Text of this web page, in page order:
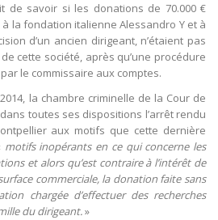
de savoir si les donations de 70.000 €
à la fondation italienne Alessandro Y et à
d’un ancien dirigeant, n’étaient pas
cette société, après qu’une procédure
le commissaire aux comptes.
la chambre criminelle de la Cour de
toutes ses dispositions l’arrêt rendu
aux motifs que cette dernière
motifs inopérants en ce qui concerne les
et alors qu’est contraire à l’intérêt de
commerciale, la donation faite sans
chargée d’effectuer des recherches
du dirigeant.»